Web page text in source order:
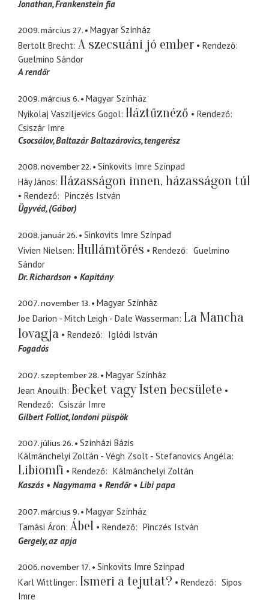
Jonathan Frankenstein fia
2009. március 27.
Magyar Színház
Bertolt Brecht A szecsuáni jó ember
Rendező
Guelmino Sándor
A rendőr
2009. március 6.
Magyar Színház
Nyikolaj Vasziljevics Gogol Háztűznéző
Rendező
Csiszár Imre
Csocsálov Baltazár Baltazárovics, tengerész
2008. november 22.
Sinkovits Imre Színpad
Háy János Házasságon innen, házasságon túl
Rendező
Pinczés István
Ügyvéd (Gábor)
2008. január 26.
Sinkovits Imre Színpad
Vivien Nielsen Hullámtörés Rendező
Guelmino
Sándor
Dr. Richardson
Kapitány
2007. november 13.
Magyar Színház
Joe Darion - Mitch Leigh - Dale Wasserman La Mancha
lovagja
Rendező
Iglódi István
Fogadós
2007. szeptember 28.
Magyar Színház
Jean Anouilh Becket vagy Isten becsülete
Rendező
Csiszár Imre
Gilbert Folliot londoni püspök
2007. július 26.
Színházi Bázis
Kálmánchelyi Zoltán - Végh Zsolt - Stefanovics Angéla
Libiomfi Rendező
Kálmánchelyi Zoltán
Kaszás
Nagymama Rendőr Libi papa
2007. március 9.
Magyar Színház
Tamási Áron Ábel Rendező
Pinczés István
Gergely az apja
2006. november 17.
Sinkovits Imre Színpad
Karl Wittlinger Ismeri a tejutat? Rendező
Sipos
Imre